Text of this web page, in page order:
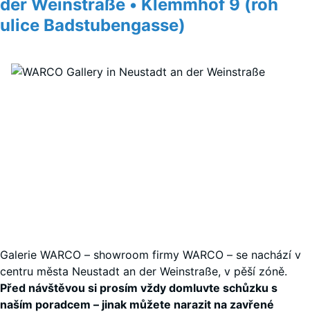
der Weinstraße • Klemmhof 9 (roh
ulice Badstubengasse)
Galerie WARCO – showroom firmy WARCO – se nachází v
centru města Neustadt an der Weinstraße, v pěší zóně.
Před návštěvou si prosím vždy domluvte schůzku s
naším poradcem – jinak můžete narazit na zavřené